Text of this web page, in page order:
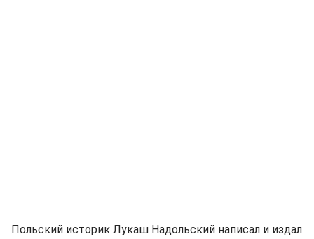
Польский историк Лукаш Надольский написал и издал